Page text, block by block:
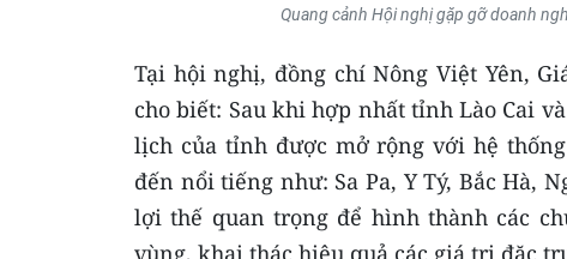
Quang cảnh Hội nghị gặp gỡ doanh
Tại hội nghị, đồng chí Nông Việt Yên,
cho biết: Sau khi hợp nhất tỉnh Lào Cai
lịch của tỉnh được mở rộng với hệ
đến nổi tiếng như: Sa Pa, Y Tý, Bắc Hà,
lợi thế quan trọng để hình thành các
vùng, khai thác hiệu quả các giá trị đặc